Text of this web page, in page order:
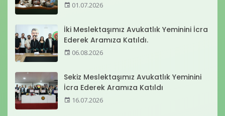
01.07.2026
İki Meslektaşımız Avukatlık Yeminini İcra
Ederek Aramıza Katıldı.
06.08.2026
Sekiz Meslektaşımız Avukatlık Yeminini
İcra Ederek Aramıza Katıldı
16.07.2026